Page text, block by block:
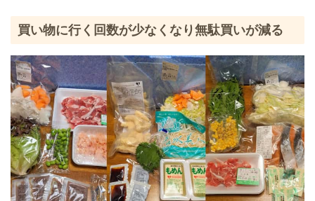
買い物に行く回数が少なくなり無駄買いが減る